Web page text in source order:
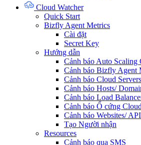
Cloud Watcher
Quick Start
Bizfly Agent Metrics
Cài đặt
Secret Key
Hướng dẫn
Cảnh báo Auto Scaling
Cảnh báo Bizfly Agent
Cảnh báo Cloud Servers
Cảnh báo Hosts/
Cảnh báo Load
Cảnh báo Ổ cứng
Cảnh báo Websites/
Tạo Người nhận
Resources
Cảnh báo qua SMS